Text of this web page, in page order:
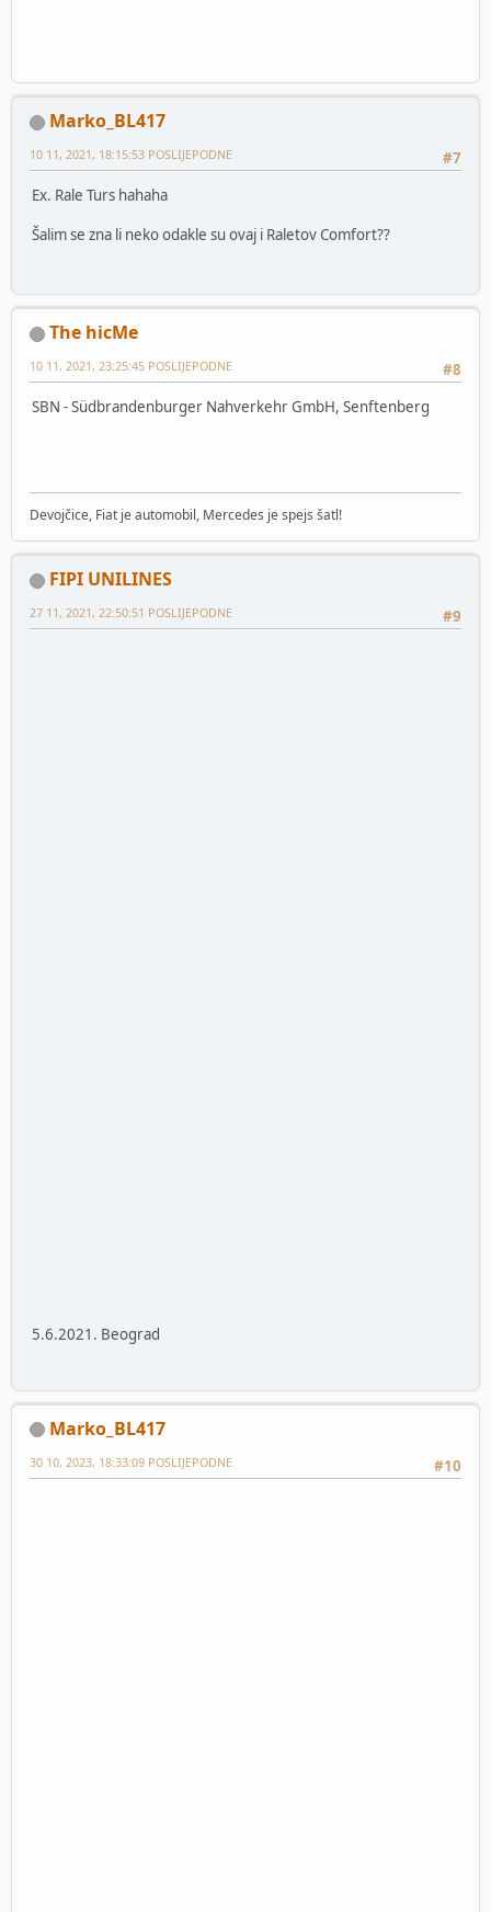
Marko_BL417
#7
10 11, 2021, 18:15:53 POSLIJEPODNE
Ex. Rale Turs hahaha
Šalim se zna li neko odakle su ovaj i Raletov Comfort??
The hicMe
#8
10 11, 2021, 23:25:45 POSLIJEPODNE
SBN - Südbrandenburger Nahverkehr GmbH, Senftenberg
Devojčice, Fiat je automobil, Mercedes je spejs šatl!
FIPI UNILINES
#9
27 11, 2021, 22:50:51 POSLIJEPODNE
5.6.2021. Beograd
Marko_BL417
#10
30 10, 2023, 18:33:09 POSLIJEPODNE